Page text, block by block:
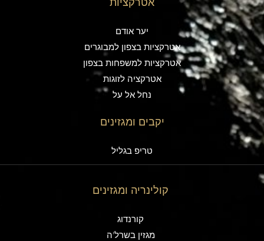
יער אודם
אטרקציות בצפון למבוגרים
אטרקציות למשפחות בצפון
אטרקציה לזוגות
נחל אל על
יקבים ומגזינים
טריפ בגליל
קולינריה ומגזינים
קורנדוג
מגזין בשרל'ה